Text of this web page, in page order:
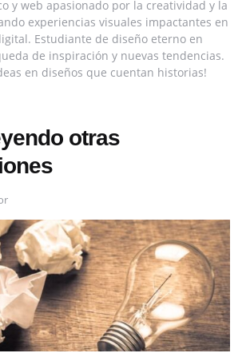
y web apasionado por la creatividad y la
experiencias visuales impactantes en
Estudiante de diseño eterno en
de inspiración y nuevas tendencias.
en diseños que cuentan historias!
otras